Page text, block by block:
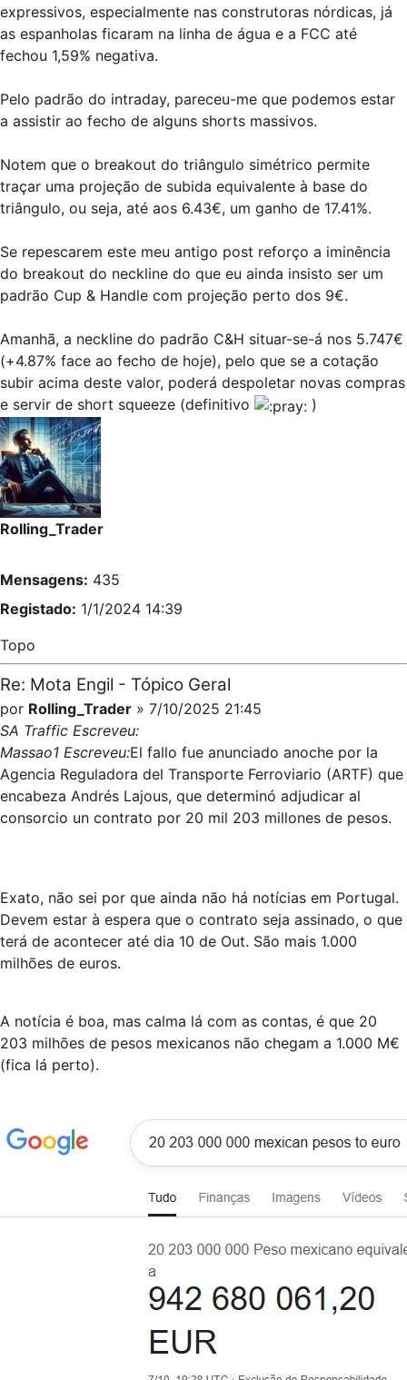
expressivos, especialmente nas construtoras nórdicas, já
as espanholas ficaram na linha de água e a FCC até
fechou 1,59% negativa.
Pelo padrão do intraday, pareceu-me que podemos estar
a assistir ao fecho de alguns shorts massivos.
Notem que o breakout do triângulo simétrico permite
traçar uma projeção de subida equivalente à base do
triângulo, ou seja, até aos 6.43€, um ganho de 17.41%.
Se repescarem este meu antigo post reforço a iminência
do breakout do neckline do que eu ainda insisto ser um
padrão Cup & Handle com projeção perto dos 9€.
Amanhã, a neckline do padrão C&H situar-se-á nos 5.747€
(+4.87% face ao fecho de hoje), pelo que se a cotação
subir acima deste valor, poderá despoletar novas compras
e servir de short squeeze (definitivo
)
Rolling_Trader
Mensagens: 435
Registado: 1/1/2024 14:39
Topo
Re: Mota Engil - Tópico Geral
por Rolling_Trader » 7/10/2025 21:45
SA Traffic Escreveu:
Massao1 Escreveu:El fallo fue anunciado anoche por la
Agencia Reguladora del Transporte Ferroviario (ARTF) que
encabeza Andrés Lajous, que determinó adjudicar al
consorcio un contrato por 20 mil 203 millones de pesos.
Exato, não sei por que ainda não há notícias em Portugal.
Devem estar à espera que o contrato seja assinado, o que
terá de acontecer até dia 10 de Out. São mais 1.000
milhões de euros.
A notícia é boa, mas calma lá com as contas, é que 20
203 milhões de pesos mexicanos não chegam a 1.000 M€
(fica lá perto).